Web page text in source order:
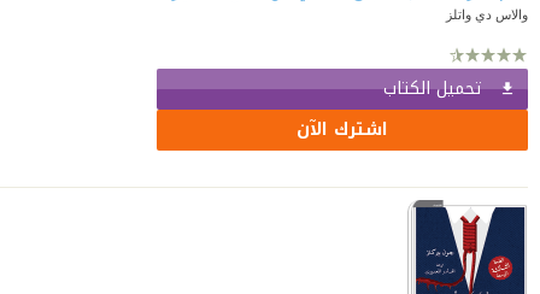
والاس دي واتلز
تحميل الكتاب
اشترك الآن